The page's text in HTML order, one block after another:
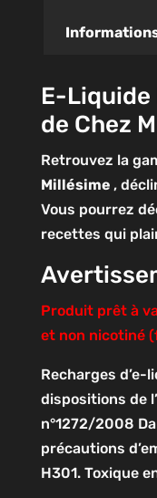
E-Liquide
de Chez
Retrouvez la
Millésime ,
Vous pourrez
recettes qui
Produit prêt à
et non nicotiné
Recharges d’e-
dispositions de
n°1272/2008
précautions
H301. Toxique